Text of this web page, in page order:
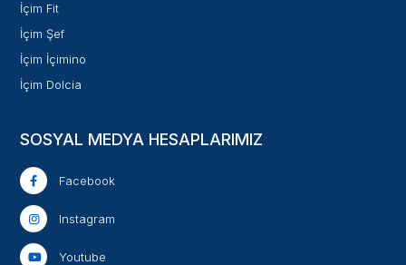
İçim Fit
İçim Şef
İçim İçimino
İçim Dolcia
SOSYAL MEDYA HESAPLARIMIZ
Facebook
Instagram
Youtube